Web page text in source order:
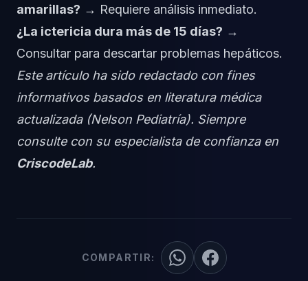
amarillas? → Requiere análisis inmediato.
¿La ictericia dura más de 15 días? →
Consultar para descartar problemas hepáticos.
Este artículo ha sido redactado con fines
informativos basados en literatura médica
actualizada (Nelson Pediatría). Siempre
consulte con su especialista de confianza en
CriscodeLab.
COMPARTIR: